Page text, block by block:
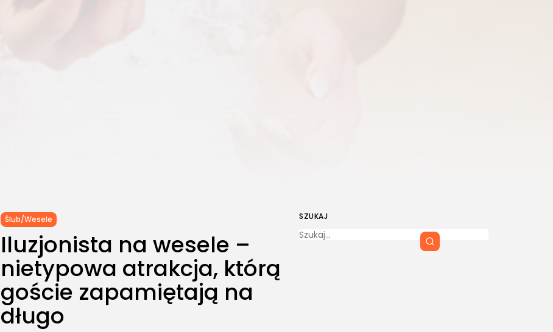
SZUKAJ
Ślub/Wesele
Iluzjonista na wesele –
nietypowa atrakcja, którą
goście zapamiętają na
długo